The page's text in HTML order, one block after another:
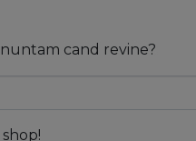
cand revine?